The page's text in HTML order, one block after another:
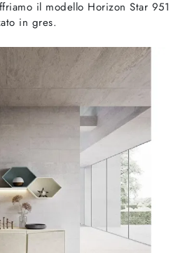
il modello Horizon Star 951
in gres.